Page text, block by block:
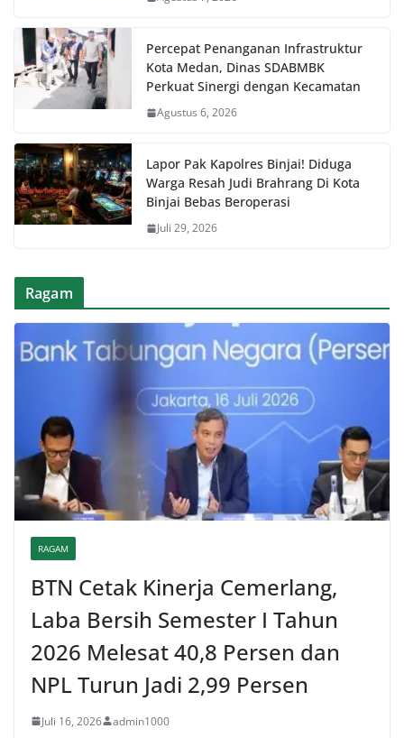
Percepat Penanganan Infrastruktur
Kota Medan, Dinas SDABMBK
Perkuat Sinergi dengan Kecamatan
Agustus 6, 2026
Lapor Pak Kapolres Binjai! Diduga
Warga Resah Judi Brahrang Di Kota
Binjai Bebas Beroperasi
Juli 29, 2026
Ragam
RAGAM
BTN Cetak Kinerja Cemerlang,
Laba Bersih Semester I Tahun
2026 Melesat 40,8 Persen dan
NPL Turun Jadi 2,99 Persen
Juli 16, 2026 admin1000